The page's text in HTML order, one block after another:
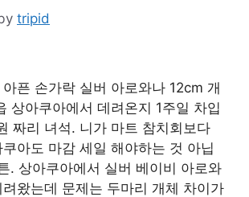
tripid
픈 손가락 실버 아로와나 12cm 개
상아쿠아에서 데려온지 1주일 차입
짜리 녀석. 니가 마트 참치회보다
아도 마감 세일 해야하는 것 아닙
. 상아쿠아에서 실버 베이비 아로와
왔는데 문제는 두마리 개체 차이가